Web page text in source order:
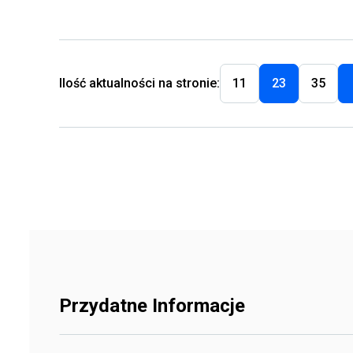
Ilość aktualności na stronie: 11 23 35
Przydatne Informacje